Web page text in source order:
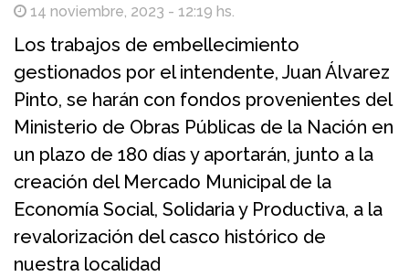
14 noviembre, 2023 - 12:19 hs.
Los trabajos de embellecimiento
gestionados por el intendente, Juan Álvarez
Pinto, se harán con fondos provenientes del
Ministerio de Obras Públicas de la Nación en
un plazo de 180 días y aportarán, junto a la
creación del Mercado Municipal de la
Economía Social, Solidaria y Productiva, a la
revalorización del casco histórico de
nuestra localidad